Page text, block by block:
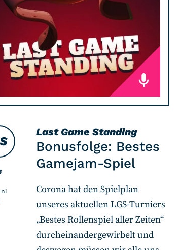
Last Game Standing
Bonusfolge: Bestes
Gamejam-Spiel
Corona hat den Spielplan
unseres aktuellen LGS-Turniers
„Bestes Rollenspiel aller Zeiten“
durcheinandergewirbelt und